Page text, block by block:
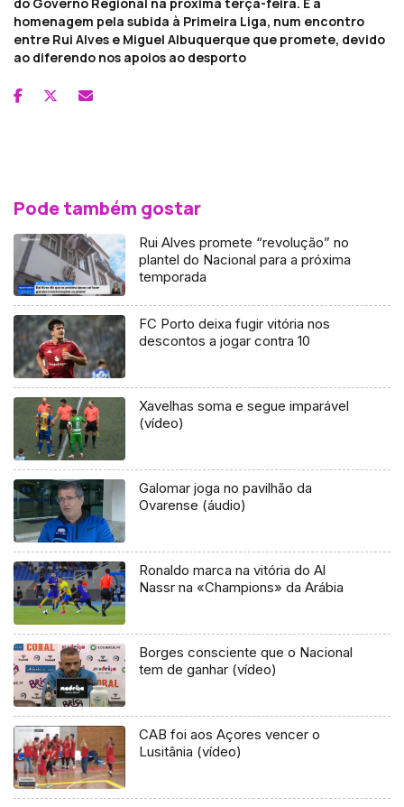
homenagem pela subida à Primeira Liga, num encontro
entre Rui Alves e Miguel Albuquerque que promete, devido
ao diferendo nos apoios ao desporto
Pode também gostar
Rui Alves promete “revolução” no
plantel do Nacional para a próxima
temporada
FC Porto deixa fugir vitória nos
descontos a jogar contra 10
Xavelhas soma e segue imparável
(vídeo)
Galomar joga no pavilhão da
Ovarense (áudio)
Ronaldo marca na vitória do Al
Nassr na «Champions» da Arábia
Borges consciente que o Nacional
tem de ganhar (vídeo)
CAB foi aos Açores vencer o
Lusitânia (vídeo)